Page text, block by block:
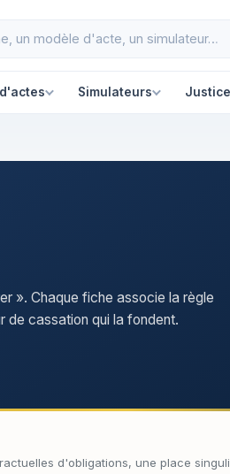
Simulateurs
». Chaque fiche associe la règle
de cassation qui la fondent.
d'obligations, une place